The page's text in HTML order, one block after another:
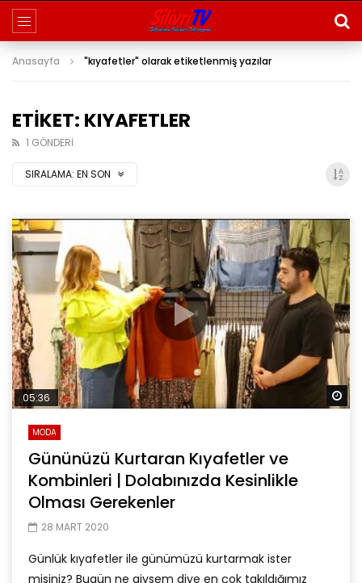
Anasayfa "kıyafetler" olarak etiketlenmiş yazılar
ETIKET: KIYAFETLER
1 GÖNDERI
SIRALAMA: EN SON
05:36
MODA
Gününüzü Kurtaran Kıyafetler ve
Kombinleri | Dolabınızda Kesinlikle
Olması Gerekenler
28 MART 2020
Günlük kıyafetler ile günümüzü kurtarmak ister
misiniz? Bugün ne giysem diye en çok takıldığımız